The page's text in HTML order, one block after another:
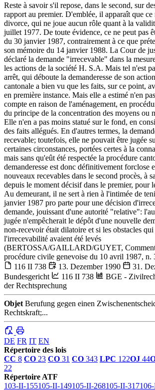
Reste à savoir s'il repose, dans le second, sur
rapport au premier. D'emblée, il apparaît que ce
divorce, qui ne joue aucun rôle quant à la
juillet 1977. De toute évidence, ce ne peut pas
du 30 janvier 1987, contrairement à ce que
son mémoire du 14 janvier 1988. La Cour de
déclaré la demande "irrecevable" dans la
les actions de la société H. S.A. Mais tel n'est
arrêt, qui déboute la demanderesse de son
cantonale a bien vu que les faits, sur ce point,
en première instance. Mais elle a estimé n'en
compte en raison de l'aménagement, en
du principe de la concentration des moyens ou
Elle n'en a pas moins statué sur le fond, en
des faits allégués. En d'autres termes, la
recevable; toutefois, elle ne pouvait être jugée
certaines circonstances, portées certes à la
mais sans qu'eût été respectée la procédure
demanderesse est donc définitivement forclose
nouveaux recevables dans le second procès, à
depuis le moment décisif dans le premier, pour
Au demeurant, il ne sert à rien à l'intimée de
janvier 1987 pro parte pour une décision
demande, jouissant d'une autorité "relative":
jugée n'empêcherait le dépôt d'une nouvelle
non-recevoir était dilatoire et si les obstacles
l'irrecevabilité avaient été levés
(BERTOSSA/GAILLARD/GUYET,
procédure civile genevoise du 10 avril 1987, n.
116 II 738
13. Dezember 1990
31.
Bundesgericht
116 II 738 BGE -
der Rechtsprechung
Objet Berufung gegen einen
Rechtskraft;...
DE FR IT EN
Répertoire des lois
CC 8 CO 23 CO 31 CO 343 LPC 122OJ 44
22
Répertoire ATF
103-II-155105-II-149105-II-268105-II-317